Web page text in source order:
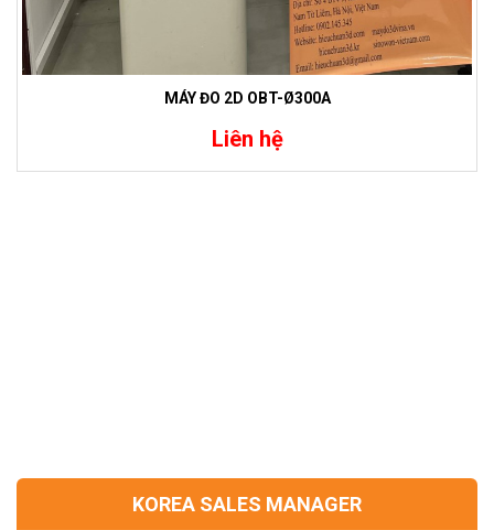
KOREA SALES MANAGER
MÁY ĐO 2D OBT-Ø300A
Liên hệ